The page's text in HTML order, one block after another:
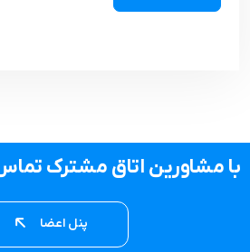
با مشاورین اتاق مشترک
پنل اعضا